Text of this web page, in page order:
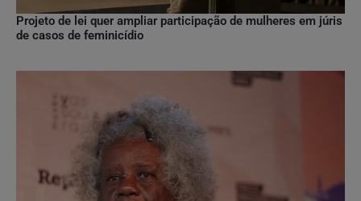
Projeto de lei quer ampliar participação de mulheres em júris
de casos de feminicídio